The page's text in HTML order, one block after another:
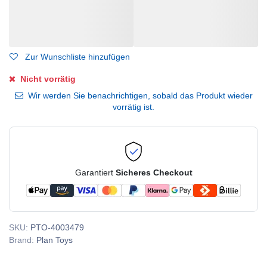
Zur Wunschliste hinzufügen
Nicht vorrätig
Wir werden Sie benachrichtigen, sobald das Produkt wieder
vorrätig ist.
Garantiert Sicheres Checkout
SKU: PTO-4003479
Brand: Plan Toys